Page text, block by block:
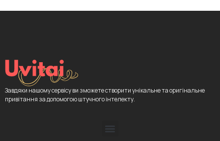
Завдяки нашому сервісу ви зможете створити унікальне та оригінальне
привітання за допомогою штучного інтелекту.